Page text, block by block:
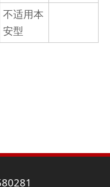
不适用本
安型